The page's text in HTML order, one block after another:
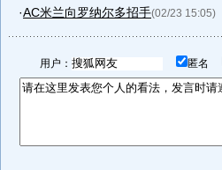
·AC米兰向罗纳尔多招手(02/23 15:05)
用户： 匿名